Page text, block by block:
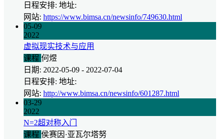
日程安排: 地址:
网站: https://www.bimsa.cn/newsinfo/749630.html
05-09
2022
虚拟现实技术与应用
课程 何煜
日期: 2022-05-09 - 2022-07-04
日程安排: 地址:
网站: http://www.bimsa.cn/newsinfo/601287.html
03-29
2022
N=2超对称入门
课程 侯赛因·亚瓦尔塔努